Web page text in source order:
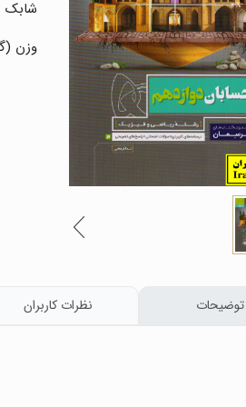
شابک
وزن
توضیحات نظرات کاربران